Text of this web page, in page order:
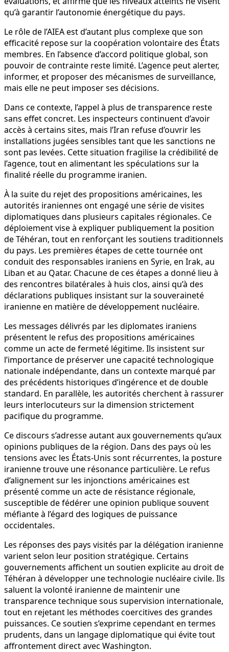
qu’à garantir l’autonomie énergétique du pays.
Le rôle de l’AIEA est d’autant plus complexe que son
efficacité repose sur la coopération volontaire des États
membres. En l’absence d’accord politique global, son
pouvoir de contrainte reste limité. L’agence peut alerter,
informer, et proposer des mécanismes de surveillance,
mais elle ne peut imposer ses décisions.
Dans ce contexte, l’appel à plus de transparence reste
sans effet concret. Les inspecteurs continuent d’avoir
accès à certains sites, mais l’Iran refuse d’ouvrir les
installations jugées sensibles tant que les sanctions ne
sont pas levées. Cette situation fragilise la crédibilité de
l’agence, tout en alimentant les spéculations sur la
finalité réelle du programme iranien.
À la suite du rejet des propositions américaines, les
autorités iraniennes ont engagé une série de visites
diplomatiques dans plusieurs capitales régionales. Ce
déploiement vise à expliquer publiquement la position
de Téhéran, tout en renforçant les soutiens traditionnels
du pays. Les premières étapes de cette tournée ont
conduit des responsables iraniens en Syrie, en Irak, au
Liban et au Qatar. Chacune de ces étapes a donné lieu à
des rencontres bilatérales à huis clos, ainsi qu’à des
déclarations publiques insistant sur la souveraineté
iranienne en matière de développement nucléaire.
Les messages délivrés par les diplomates iraniens
présentent le refus des propositions américaines
comme un acte de fermeté légitime. Ils insistent sur
l’importance de préserver une capacité technologique
nationale indépendante, dans un contexte marqué par
des précédents historiques d’ingérence et de double
standard. En parallèle, les autorités cherchent à rassurer
leurs interlocuteurs sur la dimension strictement
pacifique du programme.
Ce discours s’adresse autant aux gouvernements qu’aux
opinions publiques de la région. Dans des pays où les
tensions avec les États-Unis sont récurrentes, la posture
iranienne trouve une résonance particulière. Le refus
d’alignement sur les injonctions américaines est
présenté comme un acte de résistance régionale,
susceptible de fédérer une opinion publique souvent
méfiante à l’égard des logiques de puissance
occidentales.
Les réponses des pays visités par la délégation iranienne
varient selon leur position stratégique. Certains
gouvernements affichent un soutien explicite au droit de
Téhéran à développer une technologie nucléaire civile. Ils
saluent la volonté iranienne de maintenir une
transparence technique sous supervision internationale,
tout en rejetant les méthodes coercitives des grandes
puissances. Ce soutien s’exprime cependant en termes
prudents, dans un langage diplomatique qui évite tout
affrontement direct avec Washington.